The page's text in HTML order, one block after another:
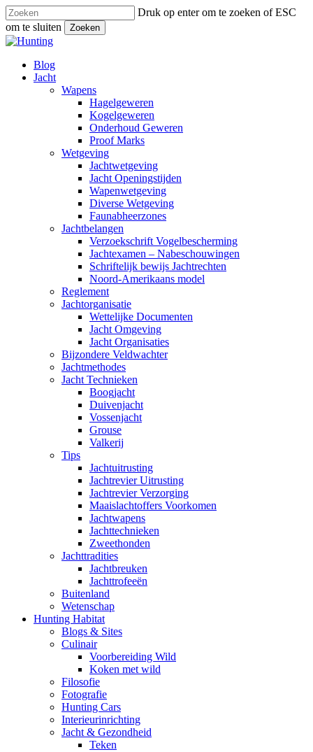
Sla
naar
hoofdinhoud
Druk op enter om te zoeken of ESC
om te sluiten
Zoeken
Close
Zoeken
Menu
Blog
Jacht
Wapens
Hagelgeweren
Kogelgeweren
Onderhoud Geweren
Proof Marks
Wetgeving
Jachtwetgeving
Jacht Openingstijden
Wapenwetgeving
Diverse Wetgeving
Faunabheerzones
Jachtbelangen
Verzoekschrift Vogelbescherming
Jachtexamen – Nabeschouwingen
Schriftelijk bewijs Jachtrechten
Noord-Amerikaans model
Reglement
Jachtorganisatie
Wettelijke Documenten
Jacht Omgeving
Jacht Organisaties
Bijzondere Veldwachter
Jachtmethodes
Jacht Technieken
Boogjacht
Duivenjacht
Vossenjacht
Grouse
Valkerij
Tips
Jachtuitrusting
Jachtrevier Uitrusting
Jachtrevier Verzorging
Maaislachtoffers Voorkomen
Jachtwapens
Jachttechnieken
Zweethonden
Jachttradities
Jachtbreuken
Jachttrofeeën
Buitenland
Wetenschap
Hunting Habitat
Blogs & Sites
Culinair
Voorbereiding Wild
Koken met wild
Filosofie
Fotografie
Hunting Cars
Interieurinrichting
Jacht & Gezondheid
Teken